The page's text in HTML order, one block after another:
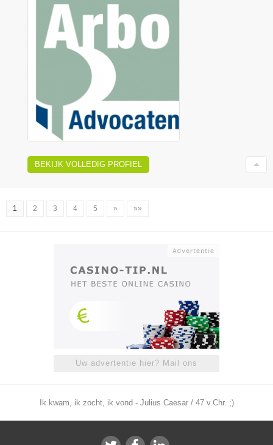
BEKIJK VOLLEDIG PROFIEL
1 2 3 4 5 » »»
Uw advertentie hier? Mail ons
Ik kwam, ik zocht, ik vond - Julius Caesar / 47 v.Chr. ;)